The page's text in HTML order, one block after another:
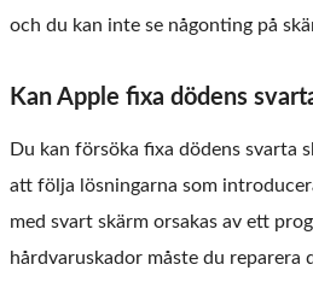
och du kan inte se någonting på
Kan Apple fixa dödens
Du kan försöka fixa dödens svarta
att följa lösningarna som
med svart skärm orsakas av ett
hårdvaruskador måste du reparera